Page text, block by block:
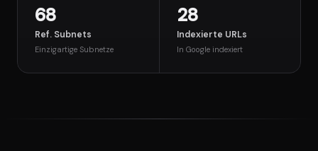
68
Ref. Subnets
Einzigartige Subnetze
28
Indexierte URLs
In Google indexiert